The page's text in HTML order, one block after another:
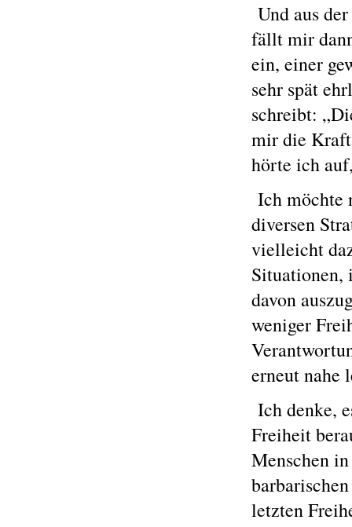
Und aus
fällt mir
ein, einer
sehr spät
schreibt:
mir die
hörte ich
Ich möchte
diversen
vielleicht
Situationen,
davon
weniger
erneut nahe
Ich denke,
Freiheit
Menschen
letzten